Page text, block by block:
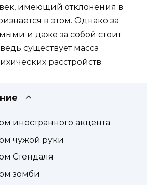
имеющий отклонения в
в этом. Однако за
и даже за собой стоит
существует масса
расстройств.
иностранного акцента
чужой руки
Стендаля
зомби